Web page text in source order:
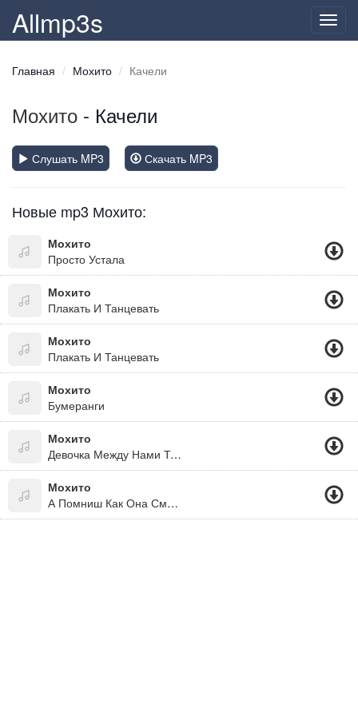
Allmp3s
Главная Мохито Качели
Мохито - Качели
Слушать MP3 Скачать MP3
Новые mp3 Мохито:
Мохито
Просто Устала
Мохито
Плакать И Танцевать
Мохито
Плакать И Танцевать
Мохито
Бумеранги
Мохито
Девочка Между Нами Тик Ток (2020)
Мохито
А Помниш Как Она Смеётся